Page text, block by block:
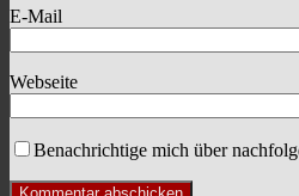
E-Mail
Webseite
Benachrichtige mich über